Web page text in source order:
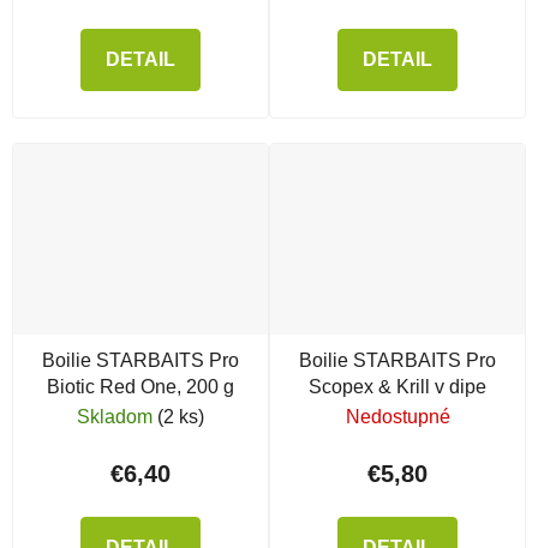
DETAIL DETAIL
Boilie STARBAITS Pro
Biotic Red One, 200 g
Skladom (2 ks)
€6,40
Boilie STARBAITS Pro
Scopex & Krill v dipe
Nedostupné
€5,80